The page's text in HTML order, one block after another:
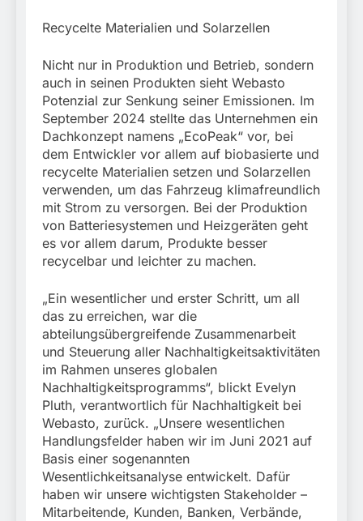
Recycelte Materialien und Solarzellen
Nicht nur in Produktion und Betrieb, sondern
auch in seinen Produkten sieht Webasto
Potenzial zur Senkung seiner Emissionen. Im
September 2024 stellte das Unternehmen ein
Dachkonzept namens „EcoPeak“ vor, bei
dem Entwickler vor allem auf biobasierte und
recycelte Materialien setzen und Solarzellen
verwenden, um das Fahrzeug klimafreundlich
mit Strom zu versorgen. Bei der Produktion
von Batteriesystemen und Heizgeräten geht
es vor allem darum, Produkte besser
recycelbar und leichter zu machen.
„Ein wesentlicher und erster Schritt, um all
das zu erreichen, war die
abteilungsübergreifende Zusammenarbeit
und Steuerung aller Nachhaltigkeitsaktivitäten
im Rahmen unseres globalen
Nachhaltigkeitsprogramms“, blickt Evelyn
Pluth, verantwortlich für Nachhaltigkeit bei
Webasto, zurück. „Unsere wesentlichen
Handlungsfelder haben wir im Juni 2021 auf
Basis einer sogenannten
Wesentlichkeitsanalyse entwickelt. Dafür
haben wir unsere wichtigsten Stakeholder –
Mitarbeitende, Kunden, Banken, Verbände,